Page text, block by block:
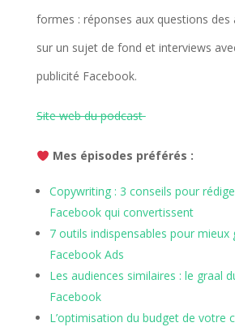
formes : réponses aux questions des
sur un sujet de fond et interviews
publicité Facebook.
Site web du podcast
Mes épisodes préférés :
Copywriting : 3 conseils pour
Facebook qui convertissent
7 outils indispensables pour mieux
Facebook Ads
Les audiences similaires : le graal
Facebook
L’optimisation du budget de votre